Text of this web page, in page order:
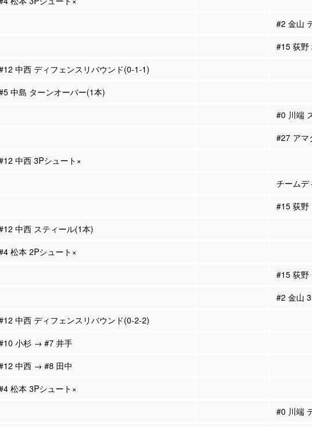
#2 金山
#15 荻野
中西 ディフェンスリバウンド(0-1-1)
中島 ターンオーバー(1本)
#0 川端
#27 アマ
中西 3Pシュート×
チームデ
#15 荻野
中西 スティール(1本)
松本 2Pシュート×
#15 荻野
#2 金山
中西 ディフェンスリバウンド(0-2-2)
小杉 → #7 井手
中西 → #8 田中
松本 3Pシュート×
#0 川端